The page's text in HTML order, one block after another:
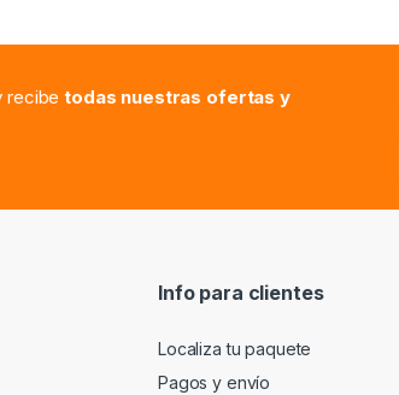
recibetodas nuestras ofertas y
Info para clientes
Localiza tu paquete
Pagos y envío